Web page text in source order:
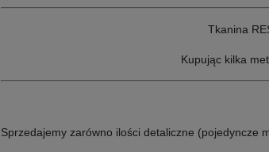
Tkanina
Kupując kilka
Sprzedajemy zarówno ilości detaliczne (pojedyncze